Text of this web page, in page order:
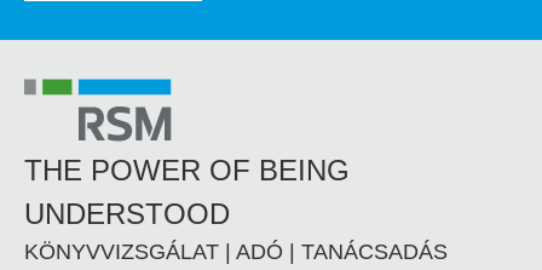
THE POWER OF BEING
UNDERSTOOD
KÖNYVVIZSGÁLAT | ADÓ | TANÁCSADÁS